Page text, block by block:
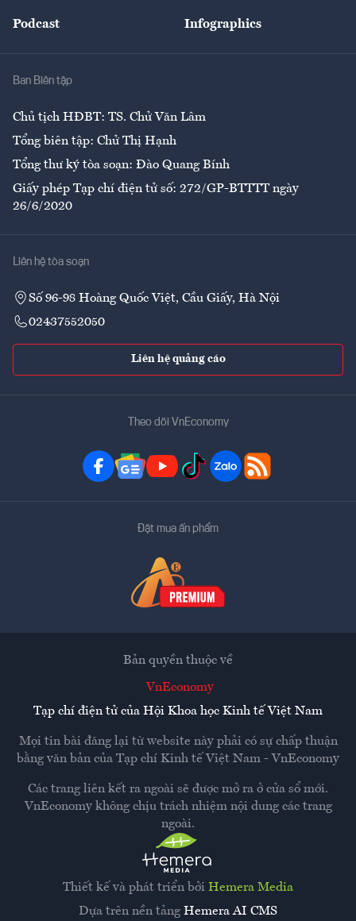
Giải trí
Podcast Infographics
Ban Biên tập
Chủ tịch HĐBT: TS. Chử Văn Lâm
Tổng biên tập: Chử Thị Hạnh
Tổng thư ký tòa soạn: Đào Quang Bính
Giấy phép Tạp chí điện tử số: 272/GP-BTTTT ngày
26/6/2020
Liên hệ tòa soạn
Số 96-98 Hoàng Quốc Việt, Cầu Giấy, Hà Nội
02437552050
Liên hệ quảng cáo
Theo dõi VnEconomy
Đặt mua ấn phẩm
Thiết kế và phát triển bởi Hemera Media
Dựa trên nền tảng Hemera AI CMS
Bản quyền thuộc về
VnEconomy
Tạp chí điện tử của Hội Khoa học Kinh tế Việt Nam
Mọi tin bài đăng lại từ website này phải có sự chấp thuận
bằng văn bản của Tạp chí Kinh tế Việt Nam - VnEconomy
Các trang liên kết ra ngoài sẽ được mở ra ở cửa sổ mới.
VnEconomy không chịu trách nhiệm nội dung các trang
ngoài.